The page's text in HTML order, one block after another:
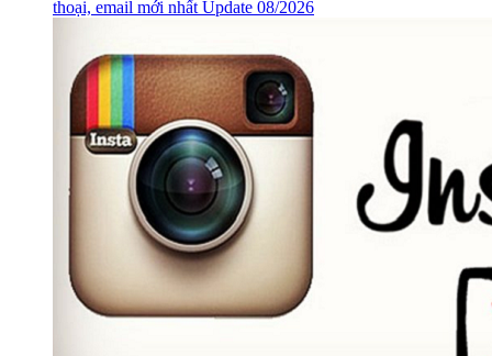
thoại, email mới nhất Update 08/2026